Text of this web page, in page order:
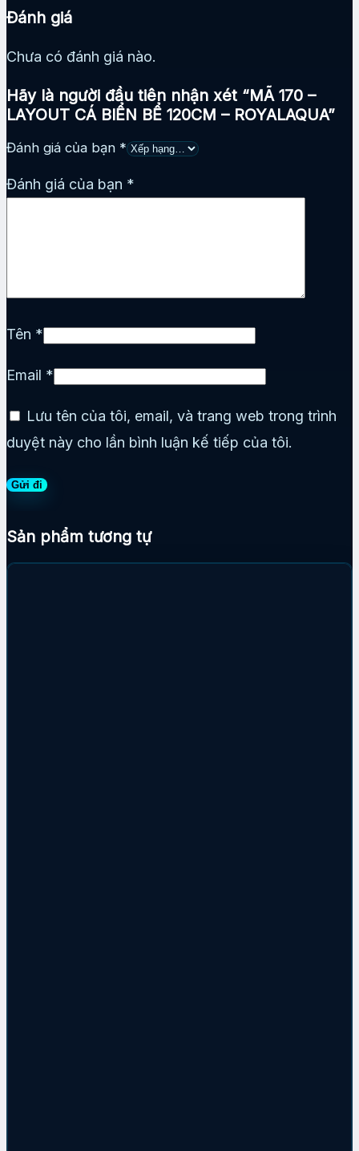
Đánh giá
Chưa có đánh giá nào.
Hãy là người đầu tiên nhận xét “MÃ 170 –
LAYOUT CÁ BIỂN BỂ 120CM – ROYALAQUA”
Đánh giá của bạn *
Đánh giá của bạn *
Tên *
Email *
Lưu tên của tôi, email, và trang web trong trình
duyệt này cho lần bình luận kế tiếp của tôi.
Sản phẩm tương tự